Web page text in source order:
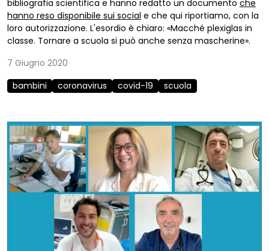
bibliografia scientifica e hanno redatto un documento che
hanno reso disponibile sui social e che qui riportiamo, con la
loro autorizzazione. L'esordio è chiaro: «Macché plexiglas in
classe. Tornare a scuola si può anche senza mascherine».
7 Giugno 2020
bambini
coronavirus covid-19 scuola